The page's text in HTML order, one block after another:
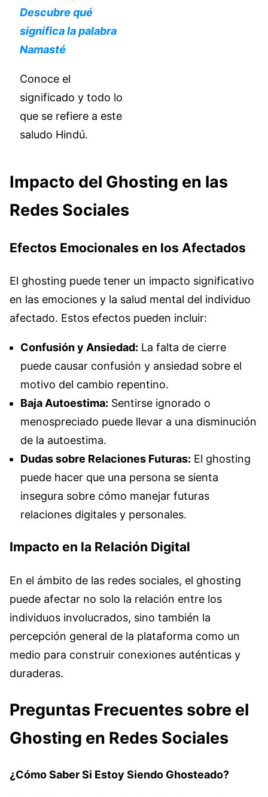
Descubre qué
significa la palabra
Namasté
Conoce el
significado y todo lo
que se refiere a este
saludo Hindú.
Impacto del Ghosting en las
Redes Sociales
Efectos Emocionales en los Afectados
El ghosting puede tener un impacto significativo
en las emociones y la salud mental del individuo
afectado. Estos efectos pueden incluir:
Confusión y Ansiedad: La falta de cierre
puede causar confusión y ansiedad sobre el
motivo del cambio repentino.
Baja Autoestima: Sentirse ignorado o
menospreciado puede llevar a una disminución
de la autoestima.
Dudas sobre Relaciones Futuras: El ghosting
puede hacer que una persona se sienta
insegura sobre cómo manejar futuras
relaciones digitales y personales.
Impacto en la Relación Digital
En el ámbito de las redes sociales, el ghosting
puede afectar no solo la relación entre los
individuos involucrados, sino también la
percepción general de la plataforma como un
medio para construir conexiones auténticas y
duraderas.
Preguntas Frecuentes sobre el
Ghosting en Redes Sociales
¿Cómo Saber Si Estoy Siendo Ghosteado?